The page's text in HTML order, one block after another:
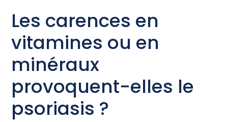
Les carences en
vitamines ou en
minéraux
provoquent-elles le
psoriasis ?